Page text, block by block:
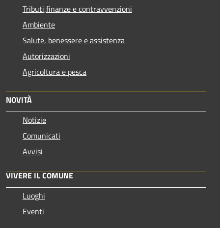
Tributi,finanze e contravvenzioni
Ambiente
Salute, benessere e assistenza
Autorizzazioni
Agricoltura e pesca
NOVITÀ
Notizie
Comunicati
Avvisi
VIVERE IL COMUNE
Luoghi
Eventi